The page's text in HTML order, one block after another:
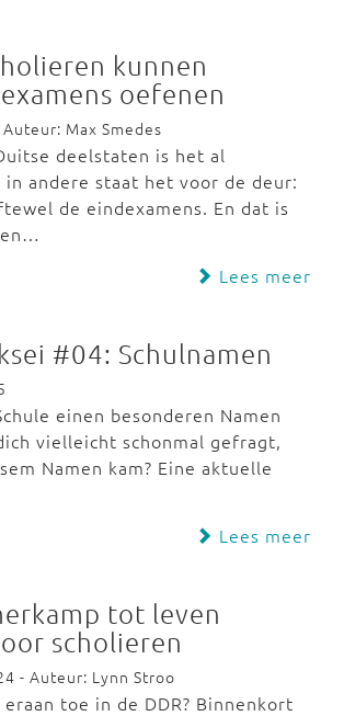
kunnen
oefenen
Max Smedes
deelstaten is het al
in andere staat het voor de deur:
de eindexamens. En dat is
Lees meer
#04: Schulnamen
einen besonderen Namen
vielleicht schonmal gefragt,
Namen kam? Eine aktuelle
Lees meer
tot leven
scholieren
- Auteur: Lynn Stroo
toe in de DDR? Binnenkort